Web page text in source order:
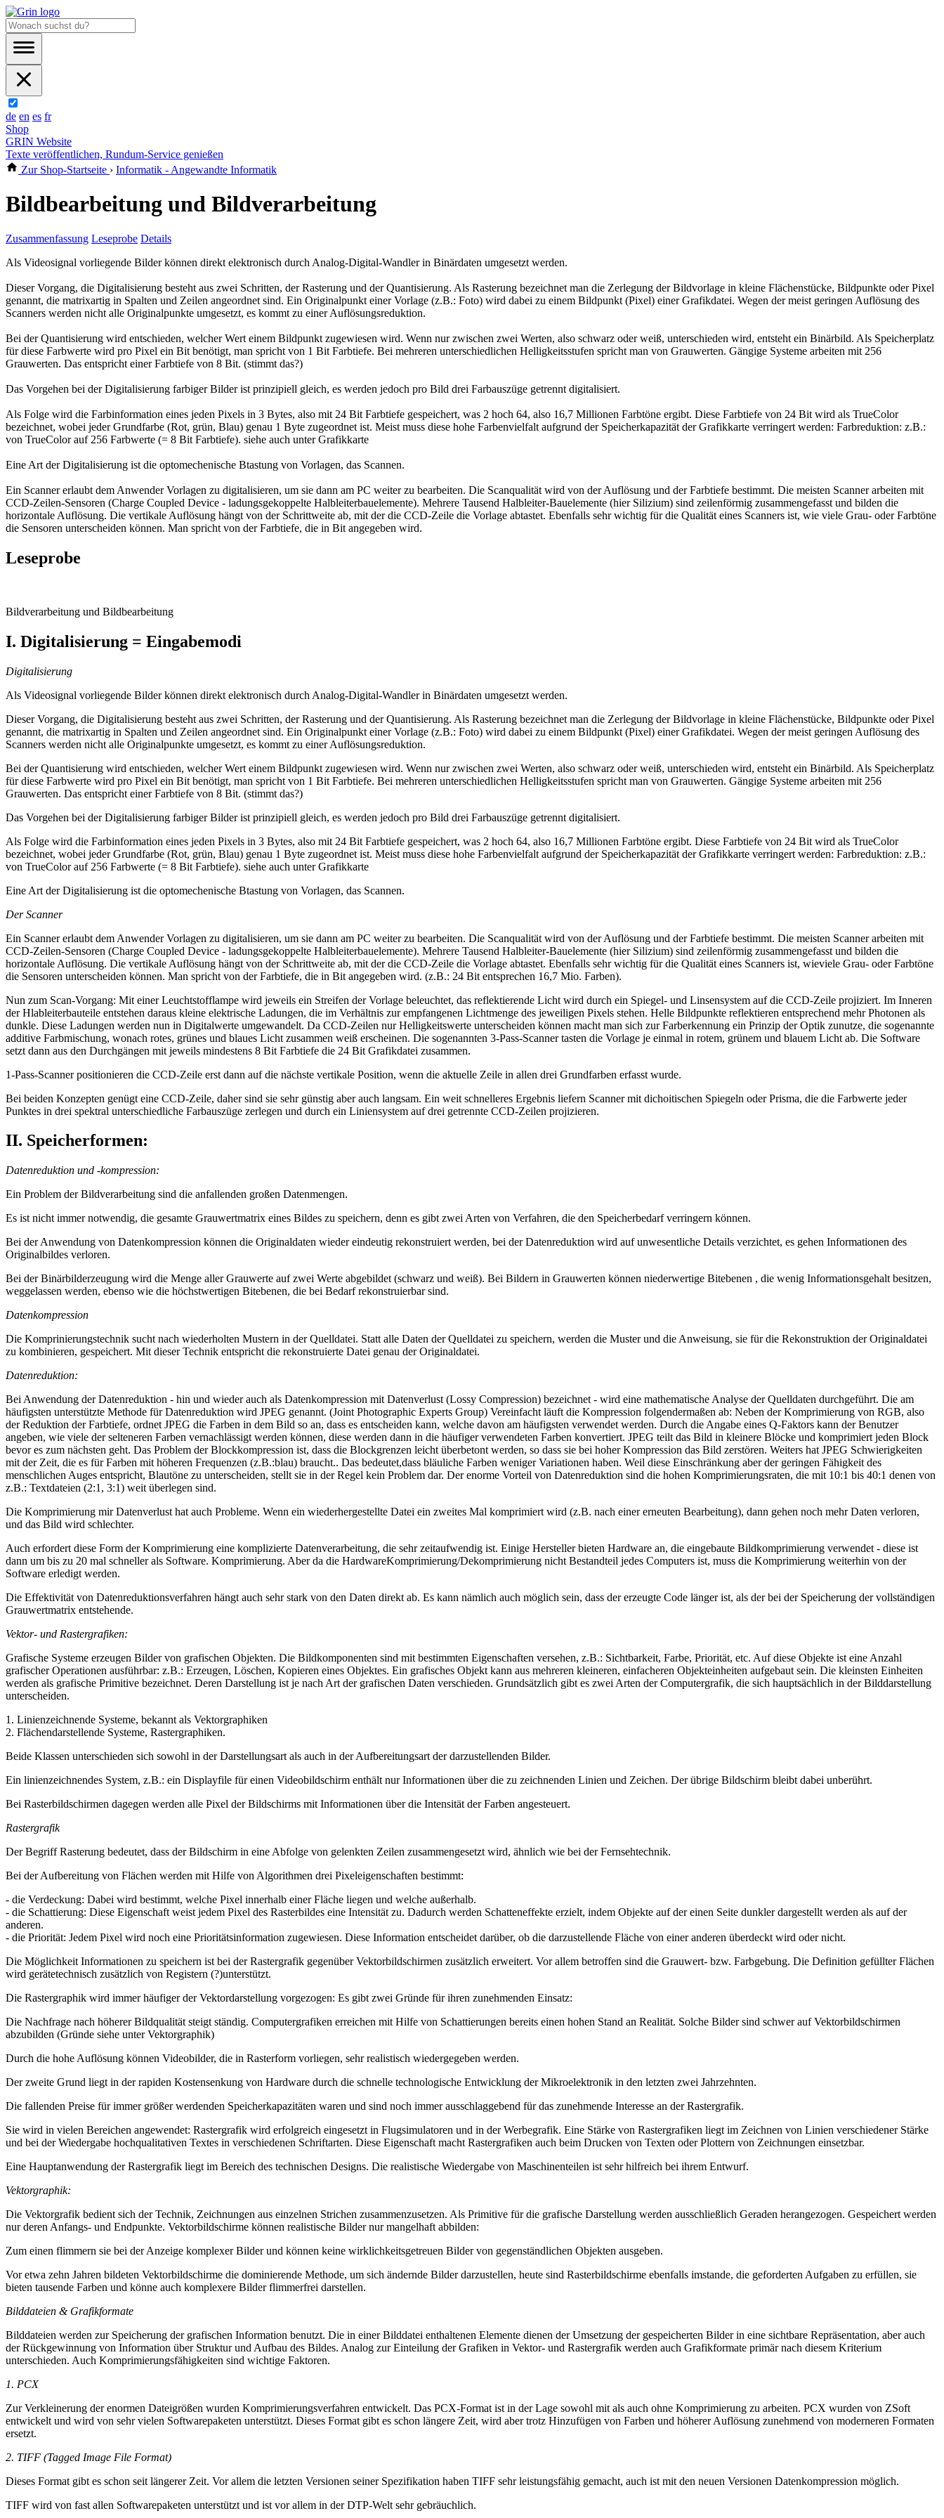
de en es fr
Shop
GRIN Website
Texte veröffentlichen, Rundum-Service genießen
Zur Shop-Startseite › Informatik - Angewandte Informatik
Bildbearbeitung und Bildverarbeitung
Zusammenfassung Leseprobe Details
Als Videosignal vorliegende Bilder können direkt elektronisch durch Analog-Digital-Wandler in Binärdaten umgesetzt werden.
Dieser Vorgang, die Digitalisierung besteht aus zwei Schritten, der Rasterung und der Quantisierung. Als Rasterung bezeichnet man die Zerlegung der Bildvorlage in kleine Flächenstücke, Bildpunkte oder Pixel
genannt, die matrixartig in Spalten und Zeilen angeordnet sind. Ein Originalpunkt einer Vorlage (z.B.: Foto) wird dabei zu einem Bildpunkt (Pixel) einer Grafikdatei. Wegen der meist geringen Auflösung des
Scanners werden nicht alle Originalpunkte umgesetzt, es kommt zu einer Auflösungsreduktion.
Bei der Quantisierung wird entschieden, welcher Wert einem Bildpunkt zugewiesen wird. Wenn nur zwischen zwei Werten, also schwarz oder weiß, unterschieden wird, entsteht ein Binärbild. Als Speicherplatz
für diese Farbwerte wird pro Pixel ein Bit benötigt, man spricht von 1 Bit Farbtiefe. Bei mehreren unterschiedlichen Helligkeitsstufen spricht man von Grauwerten. Gängige Systeme arbeiten mit 256
Grauwerten. Das entspricht einer Farbtiefe von 8 Bit. (stimmt das?)
Das Vorgehen bei der Digitalisierung farbiger Bilder ist prinzipiell gleich, es werden jedoch pro Bild drei Farbauszüge getrennt digitalisiert.
Als Folge wird die Farbinformation eines jeden Pixels in 3 Bytes, also mit 24 Bit Farbtiefe gespeichert, was 2 hoch 64, also 16,7 Millionen Farbtöne ergibt. Diese Farbtiefe von 24 Bit wird als TrueColor
bezeichnet, wobei jeder Grundfarbe (Rot, grün, Blau) genau 1 Byte zugeordnet ist. Meist muss diese hohe Farbenvielfalt aufgrund der Speicherkapazität der Grafikkarte verringert werden: Farbreduktion: z.B.:
von TrueColor auf 256 Farbwerte (= 8 Bit Farbtiefe). siehe auch unter Grafikkarte
Eine Art der Digitalisierung ist die optomechenische Btastung von Vorlagen, das Scannen.
Ein Scanner erlaubt dem Anwender Vorlagen zu digitalisieren, um sie dann am PC weiter zu bearbeiten. Die Scanqualität wird von der Auflösung und der Farbtiefe bestimmt. Die meisten Scanner arbeiten mit
CCD-Zeilen-Sensoren (Charge Coupled Device - ladungsgekoppelte Halbleiterbauelemente). Mehrere Tausend Halbleiter-Bauelemente (hier Silizium) sind zeilenförmig zusammengefasst und bilden die
horizontale Auflösung. Die vertikale Auflösung hängt von der Schrittweite ab, mit der die CCD-Zeile die Vorlage abtastet. Ebenfalls sehr wichtig für die Qualität eines Scanners ist, wie viele Grau- oder Farbtöne
die Sensoren unterscheiden können. Man spricht von der Farbtiefe, die in Bit angegeben wird.
Leseprobe
Bildverarbeitung und Bildbearbeitung
I. Digitalisierung = Eingabemodi
Digitalisierung
Als Videosignal vorliegende Bilder können direkt elektronisch durch Analog-Digital-Wandler in Binärdaten umgesetzt werden.
Dieser Vorgang, die Digitalisierung besteht aus zwei Schritten, der Rasterung und der Quantisierung. Als Rasterung bezeichnet man die Zerlegung der Bildvorlage in kleine Flächenstücke, Bildpunkte oder Pixel
genannt, die matrixartig in Spalten und Zeilen angeordnet sind. Ein Originalpunkt einer Vorlage (z.B.: Foto) wird dabei zu einem Bildpunkt (Pixel) einer Grafikdatei. Wegen der meist geringen Auflösung des
Scanners werden nicht alle Originalpunkte umgesetzt, es kommt zu einer Auflösungsreduktion.
Bei der Quantisierung wird entschieden, welcher Wert einem Bildpunkt zugewiesen wird. Wenn nur zwischen zwei Werten, also schwarz oder weiß, unterschieden wird, entsteht ein Binärbild. Als Speicherplatz
für diese Farbwerte wird pro Pixel ein Bit benötigt, man spricht von 1 Bit Farbtiefe. Bei mehreren unterschiedlichen Helligkeitsstufen spricht man von Grauwerten. Gängige Systeme arbeiten mit 256
Grauwerten. Das entspricht einer Farbtiefe von 8 Bit. (stimmt das?)
Das Vorgehen bei der Digitalisierung farbiger Bilder ist prinzipiell gleich, es werden jedoch pro Bild drei Farbauszüge getrennt digitalisiert.
Als Folge wird die Farbinformation eines jeden Pixels in 3 Bytes, also mit 24 Bit Farbtiefe gespeichert, was 2 hoch 64, also 16,7 Millionen Farbtöne ergibt. Diese Farbtiefe von 24 Bit wird als TrueColor
bezeichnet, wobei jeder Grundfarbe (Rot, grün, Blau) genau 1 Byte zugeordnet ist. Meist muss diese hohe Farbenvielfalt aufgrund der Speicherkapazität der Grafikkarte verringert werden: Farbreduktion: z.B.:
von TrueColor auf 256 Farbwerte (= 8 Bit Farbtiefe). siehe auch unter Grafikkarte
Eine Art der Digitalisierung ist die optomechenische Btastung von Vorlagen, das Scannen.
Der Scanner
Ein Scanner erlaubt dem Anwender Vorlagen zu digitalisieren, um sie dann am PC weiter zu bearbeiten. Die Scanqualität wird von der Auflösung und der Farbtiefe bestimmt. Die meisten Scanner arbeiten mit
CCD-Zeilen-Sensoren (Charge Coupled Device - ladungsgekoppelte Halbleiterbauelemente). Mehrere Tausend Halbleiter-Bauelemente (hier Silizium) sind zeilenförmig zusammengefasst und bilden die
horizontale Auflösung. Die vertikale Auflösung hängt von der Schrittweite ab, mit der die CCD-Zeile die Vorlage abtastet. Ebenfalls sehr wichtig für die Qualität eines Scanners ist, wieviele Grau- oder Farbtöne
die Sensoren unterscheiden können. Man spricht von der Farbtiefe, die in Bit angegeben wird. (z.B.: 24 Bit entsprechen 16,7 Mio. Farben).
Nun zum Scan-Vorgang: Mit einer Leuchtstofflampe wird jeweils ein Streifen der Vorlage beleuchtet, das reflektierende Licht wird durch ein Spiegel- und Linsensystem auf die CCD-Zeile projiziert. Im Inneren
der Hlableiterbauteile entstehen daraus kleine elektrische Ladungen, die im Verhältnis zur empfangenen Lichtmenge des jeweiligen Pixels stehen. Helle Bildpunkte reflektieren entsprechend mehr Photonen als
dunkle. Diese Ladungen werden nun in Digitalwerte umgewandelt. Da CCD-Zeilen nur Helligkeitswerte unterscheiden können macht man sich zur Farberkennung ein Prinzip der Optik zunutze, die sogenannte
additive Farbmischung, wonach rotes, grünes und blaues Licht zusammen weiß erscheinen. Die sogenannten 3-Pass-Scanner tasten die Vorlage je einmal in rotem, grünem und blauem Licht ab. Die Software
setzt dann aus den Durchgängen mit jeweils mindestens 8 Bit Farbtiefe die 24 Bit Grafikdatei zusammen.
1-Pass-Scanner positionieren die CCD-Zeile erst dann auf die nächste vertikale Position, wenn die aktuelle Zeile in allen drei Grundfarben erfasst wurde.
Bei beiden Konzepten genügt eine CCD-Zeile, daher sind sie sehr günstig aber auch langsam. Ein weit schnelleres Ergebnis liefern Scanner mit dichoitischen Spiegeln oder Prisma, die die Farbwerte jeder
Punktes in drei spektral unterschiedliche Farbauszüge zerlegen und durch ein Liniensystem auf drei getrennte CCD-Zeilen projizieren.
II. Speicherformen:
Datenreduktion und -kompression:
Ein Problem der Bildverarbeitung sind die anfallenden großen Datenmengen.
Es ist nicht immer notwendig, die gesamte Grauwertmatrix eines Bildes zu speichern, denn es gibt zwei Arten von Verfahren, die den Speicherbedarf verringern können.
Bei der Anwendung von Datenkompression können die Originaldaten wieder eindeutig rekonstruiert werden, bei der Datenreduktion wird auf unwesentliche Details verzichtet, es gehen Informationen des
Originalbildes verloren.
Bei der Binärbilderzeugung wird die Menge aller Grauwerte auf zwei Werte abgebildet (schwarz und weiß). Bei Bildern in Grauwerten können niederwertige Bitebenen , die wenig Informationsgehalt besitzen,
weggelassen werden, ebenso wie die höchstwertigen Bitebenen, die bei Bedarf rekonstruierbar sind.
Datenkompression
Die Komprinierungstechnik sucht nach wiederholten Mustern in der Quelldatei. Statt alle Daten der Quelldatei zu speichern, werden die Muster und die Anweisung, sie für die Rekonstruktion der Originaldatei
zu kombinieren, gespeichert. Mit dieser Technik entspricht die rekonstruierte Datei genau der Originaldatei.
Datenreduktion:
Bei Anwendung der Datenreduktion - hin und wieder auch als Datenkompression mit Datenverlust (Lossy Compression) bezeichnet - wird eine mathematische Analyse der Quelldaten durchgeführt. Die am
häufigsten unterstützte Methode für Datenreduktion wird JPEG genannt. (Joint Photographic Experts Group) Vereinfacht läuft die Kompression folgendermaßen ab: Neben der Komprimierung von RGB, also
der Reduktion der Farbtiefe, ordnet JPEG die Farben in dem Bild so an, dass es entscheiden kann, welche davon am häufigsten verwendet werden. Durch die Angabe eines Q-Faktors kann der Benutzer
angeben, wie viele der selteneren Farben vernachlässigt werden können, diese werden dann in die häufiger verwendeten Farben konvertiert. JPEG teilt das Bild in kleinere Blöcke und komprimiert jeden Block
bevor es zum nächsten geht. Das Problem der Blockkompression ist, dass die Blockgrenzen leicht überbetont werden, so dass sie bei hoher Kompression das Bild zerstören. Weiters hat JPEG Schwierigkeiten
mit der Zeit, die es für Farben mit höheren Frequenzen (z.B.:blau) braucht.. Das bedeutet,dass bläuliche Farben weniger Variationen haben. Weil diese Einschränkung aber der geringen Fähigkeit des
menschlichen Auges entspricht, Blautöne zu unterscheiden, stellt sie in der Regel kein Problem dar. Der enorme Vorteil von Datenreduktion sind die hohen Komprimierungsraten, die mit 10:1 bis 40:1 denen von
z.B.: Textdateien (2:1, 3:1) weit überlegen sind.
Die Komprimierung mir Datenverlust hat auch Probleme. Wenn ein wiederhergestellte Datei ein zweites Mal komprimiert wird (z.B. nach einer erneuten Bearbeitung), dann gehen noch mehr Daten verloren,
und das Bild wird schlechter.
Auch erfordert diese Form der Komprimierung eine komplizierte Datenverarbeitung, die sehr zeitaufwendig ist. Einige Hersteller bieten Hardware an, die eingebaute Bildkomprimierung verwendet - diese ist
dann um bis zu 20 mal schneller als Software. Komprimierung. Aber da die HardwareKomprimierung/Dekomprimierung nicht Bestandteil jedes Computers ist, muss die Komprimierung weiterhin von der
Software erledigt werden.
Die Effektivität von Datenreduktionsverfahren hängt auch sehr stark von den Daten direkt ab. Es kann nämlich auch möglich sein, dass der erzeugte Code länger ist, als der bei der Speicherung der vollständigen
Grauwertmatrix entstehende.
Vektor- und Rastergrafiken:
Grafische Systeme erzeugen Bilder von grafischen Objekten. Die Bildkomponenten sind mit bestimmten Eigenschaften versehen, z.B.: Sichtbarkeit, Farbe, Priorität, etc. Auf diese Objekte ist eine Anzahl
grafischer Operationen ausführbar: z.B.: Erzeugen, Löschen, Kopieren eines Objektes. Ein grafisches Objekt kann aus mehreren kleineren, einfacheren Objekteinheiten aufgebaut sein. Die kleinsten Einheiten
werden als grafische Primitive bezeichnet. Deren Darstellung ist je nach Art der grafischen Daten verschieden. Grundsätzlich gibt es zwei Arten der Computergrafik, die sich hauptsächlich in der Bilddarstellung
unterscheiden.
1. Linienzeichnende Systeme, bekannt als Vektorgraphiken
2. Flächendarstellende Systeme, Rastergraphiken.
Beide Klassen unterschieden sich sowohl in der Darstellungsart als auch in der Aufbereitungsart der darzustellenden Bilder.
Ein linienzeichnendes System, z.B.: ein Displayfile für einen Videobildschirm enthält nur Informationen über die zu zeichnenden Linien und Zeichen. Der übrige Bildschirm bleibt dabei unberührt.
Bei Rasterbildschirmen dagegen werden alle Pixel der Bildschirms mit Informationen über die Intensität der Farben angesteuert.
Rastergrafik
Der Begriff Rasterung bedeutet, dass der Bildschirm in eine Abfolge von gelenkten Zeilen zusammengesetzt wird, ähnlich wie bei der Fernsehtechnik.
Bei der Aufbereitung von Flächen werden mit Hilfe von Algorithmen drei Pixeleigenschaften bestimmt:
- die Verdeckung: Dabei wird bestimmt, welche Pixel innerhalb einer Fläche liegen und welche außerhalb.
- die Schattierung: Diese Eigenschaft weist jedem Pixel des Rasterbildes eine Intensität zu. Dadurch werden Schatteneffekte erzielt, indem Objekte auf der einen Seite dunkler dargestellt werden als auf der
anderen.
- die Priorität: Jedem Pixel wird noch eine Prioritätsinformation zugewiesen. Diese Information entscheidet darüber, ob die darzustellende Fläche von einer anderen überdeckt wird oder nicht.
Die Möglichkeit Informationen zu speichern ist bei der Rastergrafik gegenüber Vektorbildschirmen zusätzlich erweitert. Vor allem betroffen sind die Grauwert- bzw. Farbgebung. Die Definition gefüllter Flächen
wird gerätetechnisch zusätzlich von Registern (?)unterstützt.
Die Rastergraphik wird immer häufiger der Vektordarstellung vorgezogen: Es gibt zwei Gründe für ihren zunehmenden Einsatz:
Die Nachfrage nach höherer Bildqualität steigt ständig. Computergrafiken erreichen mit Hilfe von Schattierungen bereits einen hohen Stand an Realität. Solche Bilder sind schwer auf Vektorbildschirmen
abzubilden (Gründe siehe unter Vektorgraphik)
Durch die hohe Auflösung können Videobilder, die in Rasterform vorliegen, sehr realistisch wiedergegeben werden.
Der zweite Grund liegt in der rapiden Kostensenkung von Hardware durch die schnelle technologische Entwicklung der Mikroelektronik in den letzten zwei Jahrzehnten.
Die fallenden Preise für immer größer werdenden Speicherkapazitäten waren und sind noch immer ausschlaggebend für das zunehmende Interesse an der Rastergrafik.
Sie wird in vielen Bereichen angewendet: Rastergrafik wird erfolgreich eingesetzt in Flugsimulatoren und in der Werbegrafik. Eine Stärke von Rastergrafiken liegt im Zeichnen von Linien verschiedener Stärke
und bei der Wiedergabe hochqualitativen Textes in verschiedenen Schriftarten. Diese Eigenschaft macht Rastergrafiken auch beim Drucken von Texten oder Plottern von Zeichnungen einsetzbar.
Eine Hauptanwendung der Rastergrafik liegt im Bereich des technischen Designs. Die realistische Wiedergabe von Maschinenteilen ist sehr hilfreich bei ihrem Entwurf.
Vektorgraphik:
Die Vektorgrafik bedient sich der Technik, Zeichnungen aus einzelnen Strichen zusammenzusetzen. Als Primitive für die grafische Darstellung werden ausschließlich Geraden herangezogen. Gespeichert werden
nur deren Anfangs- und Endpunkte. Vektorbildschirme können realistische Bilder nur mangelhaft abbilden:
Zum einen flimmern sie bei der Anzeige komplexer Bilder und können keine wirklichkeitsgetreuen Bilder von gegenständlichen Objekten ausgeben.
Vor etwa zehn Jahren bildeten Vektorbildschirme die dominierende Methode, um sich ändernde Bilder darzustellen, heute sind Rasterbildschirme ebenfalls imstande, die geforderten Aufgaben zu erfüllen, sie
bieten tausende Farben und könne auch komplexere Bilder flimmerfrei darstellen.
Bilddateien & Grafikformate
Bilddateien werden zur Speicherung der grafischen Information benutzt. Die in einer Bilddatei enthaltenen Elemente dienen der Umsetzung der gespeicherten Bilder in eine sichtbare Repräsentation, aber auch
der Rückgewinnung von Information über Struktur und Aufbau des Bildes. Analog zur Einteilung der Grafiken in Vektor- und Rastergrafik werden auch Grafikformate primär nach diesem Kriterium
unterschieden. Auch Komprimierungsfähigkeiten sind wichtige Faktoren.
1. PCX
Zur Verkleinerung der enormen Dateigrößen wurden Komprimierungsverfahren entwickelt. Das PCX-Format ist in der Lage sowohl mit als auch ohne Komprimierung zu arbeiten. PCX wurden von ZSoft
entwickelt und wird von sehr vielen Softwarepaketen unterstützt. Dieses Format gibt es schon längere Zeit, wird aber trotz Hinzufügen von Farben und höherer Auflösung zunehmend von moderneren Formaten
ersetzt.
2. TIFF (Tagged Image File Format)
Dieses Format gibt es schon seit längerer Zeit. Vor allem die letzten Versionen seiner Spezifikation haben TIFF sehr leistungsfähig gemacht, auch ist mit den neuen Versionen Datenkompression möglich.
TIFF wird von fast allen Softwarepaketen unterstützt und ist vor allem in der DTP-Welt sehr gebräuchlich.